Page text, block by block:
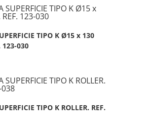
TIPO K Ø15 x 130
123-030
TIPO K ROLLER. REF.